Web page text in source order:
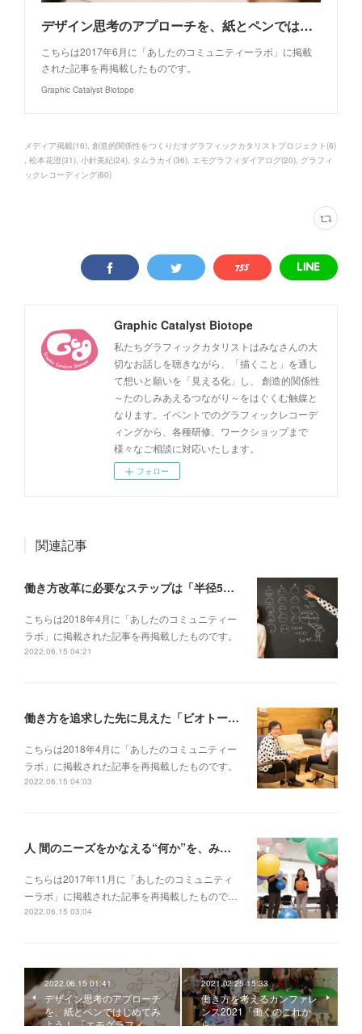
デザイン思考のアプローチを、紙とペンではじめてみよう！ 「エモグラフィ特別講座」【創造的関係性をつくりだす「グラフィックカタリスト」プロジェクト(2)】
こちらは2017年6月に「あしたのコミュニティーラボ」に掲載
された記事を再掲載したものです。
Graphic Catalyst Biotope
メディア掲載(16) 創造的関係性をつくりだすグラフィックカタリストプロジェクト (6)
松本花澄(31) 小針美紀(24) タムラカイ (36) エモグラフィダイアログ(20) グラフィ
ックレコーディング(60)
Graphic Catalyst Biotope
私たちグラフィックカタリストはみなさんの大
切なお話しを聴きながら、「描くこと」を通し
て想いと願いを「見える化」し、 創造的関係性
～たのしみあえるつながり～をはぐくむ触媒と
なります。イベントでのグラフィックレコーデ
ィングから、各種研修、ワークショップまで
様々なご相談に対応いたします。
フォロー
関連記事
働き方改革に必要なステップは「半径5メートルの輪を増やす」こと──【対談】at WillWork藤本あゆみさん×GCBタムラカイさん（後編）
こちらは2018年4月に「あしたのコミュニティー
ラボ」に掲載された記事を再掲載したものです。
2022.06.15 04:21
働き方を追求した先に見えた「ビオトープ」というチームのあり方──【対談】at WillWork藤本あゆみさん×GCBタムラカイさん（前編）
こちらは2018年4月に「あしたのコミュニティー
ラボ」に掲載された記事を再掲載したものです。
2022.06.15 04:03
人 間のニーズをかなえる“何か”を、みんなで支え合える社会づくり──No Mapsワークショップ「私たちの可能性をはぐくみ、地図なき道を歩む」（後編）
こちらは2017年11月に「あしたのコミュニティ
ーラボ」に掲載された記事を再掲載したもので…
2022.06.15 03:04
2022.06.15 01:41
デザイン思考のアプローチ
を、紙とペンではじめてみ
よう！ 「エモグラフィ…
2021.02.25 15:33
働き方を考えるカンファレ
ンス2021「働くのこれか
ら」